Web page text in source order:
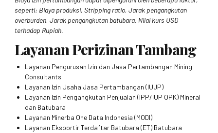
seperti: Biaya produksi, Stripping ratio, Jarak pengangkutan
overburden, Jarak pengangkutan batubara, Nilai kurs USD
terhadap Rupiah.
Layanan Perizinan Tambang
Layanan Pengurusan Izin dan Jasa Pertambangan Mining
Consultants
Layanan Izin Usaha Jasa Pertambangan (IUJP)
Layanan Izin Pengangkutan Penjualan (IPP/IUP OPK) Mineral
dan Batubara
Layanan Minerba One Data Indonesia (MODI)
Layanan Eksportir Terdaftar Batubara (ET) Batubara